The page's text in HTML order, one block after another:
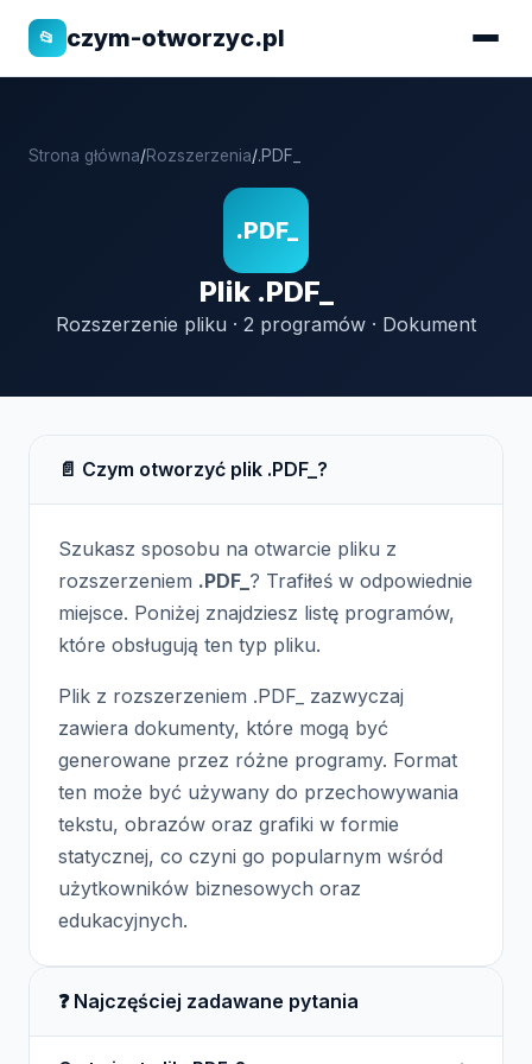
📂 czym-otworzyc.pl
Strona główna/Rozszerzenia/.PDF_
.PDF_
Plik .PDF_
Rozszerzenie pliku · 2 programów · Dokument
📄 Czym otworzyć plik .PDF_?
Szukasz sposobu na otwarcie pliku z
rozszerzeniem .PDF_ ? Trafiłeś w odpowiednie
miejsce. Poniżej znajdziesz listę programów,
które obsługują ten typ pliku.
Plik z rozszerzeniem .PDF_ zazwyczaj
zawiera dokumenty, które mogą być
generowane przez różne programy. Format
ten może być używany do przechowywania
tekstu, obrazów oraz grafiki w formie
statycznej, co czyni go popularnym wśród
użytkowników biznesowych oraz
edukacyjnych.
❓ Najczęściej zadawane pytania